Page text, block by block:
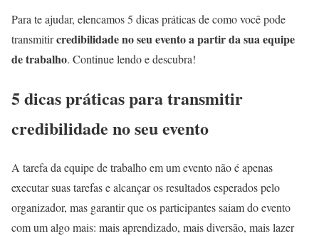
Para te ajudar, elencamos 5 dicas práticas de como você pode
transmitircredibilidade no seu evento a partir da sua equipe
de trabalho. Continue lendo e descubra!
5 dicas práticas para transmitir
credibilidade no seu evento
A tarefa da equipe de trabalho em um evento não é apenas
executar suas tarefas e alcançar os resultados esperados pelo
organizador, mas garantir que os participantes saiam do evento
com um algo mais: mais aprendizado, mais diversão, mais lazer